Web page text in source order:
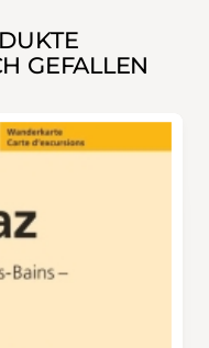
GEFALLEN